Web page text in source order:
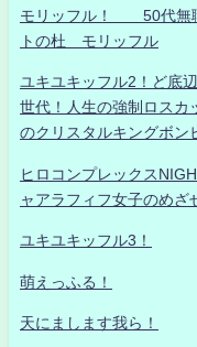
モリッフル！ 50代無職
トの杜 モリッフル
ユキユキッフル2！ど底
世代！人生の強制ロスカ
のクリスタルキングボン
ヒロコンプレックス
ャアラフィフ女子のめざ
ユキユキッフル3！
萌えっふる！
天にまします我ら！